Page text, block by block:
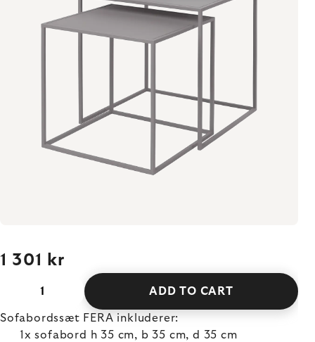
1 301 kr
ADD TO CART
Sofabordssæt FERA inkluderer:
1x sofabord h 35 cm, b 35 cm, d 35 cm